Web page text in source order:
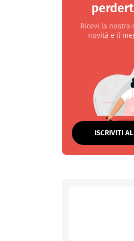
Ricevi la nostra
novità e il
ISCRIVITI